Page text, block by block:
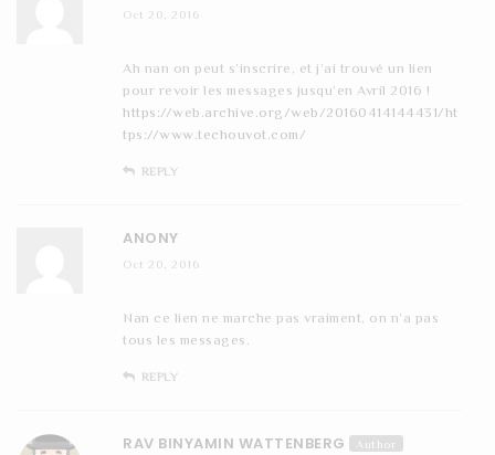
Oct 20, 2016
Ah nan on peut s’inscrire, et j’ai trouvé un lien
pour revoir les messages jusqu’en Avril 2016 !
https://web.archive.org/web/20160414144431/ht
tps://www.techouvot.com/
REPLY
ANONY
Oct 20, 2016
Nan ce lien ne marche pas vraiment, on n’a pas
tous les messages.
REPLY
RAV BINYAMIN WATTENBERG
Author